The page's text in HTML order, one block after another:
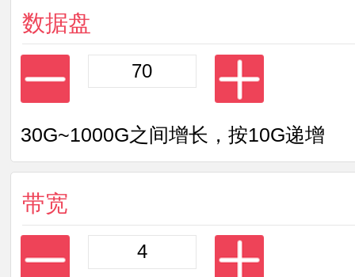
数据盘
30G~1000G之间增长，按10G递增
带宽